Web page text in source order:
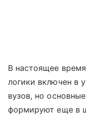
В настоящее
логики включен в
вузов, но
формируют еще в